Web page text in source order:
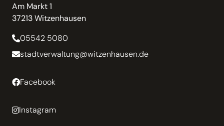
Am Markt 1
37213 Witzenhausen
05542 5080
stadtverwaltung@witzenhausen.de
Facebook
Instagram